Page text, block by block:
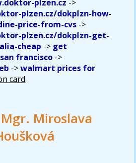
plzen.cz ->
plzen.cz/dokplzn-how-
price-from-cvs ->
plzen.cz/dokplzn-get-
cheap -> get
francisco ->
->walmart prices for
card
Miroslava